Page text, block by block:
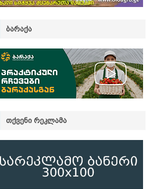
ᲑᲐᲠᲐᲥᲐ
ᲗᲥᲕᲔᲜᲘ ᲠᲔᲙᲚᲐᲛᲐ